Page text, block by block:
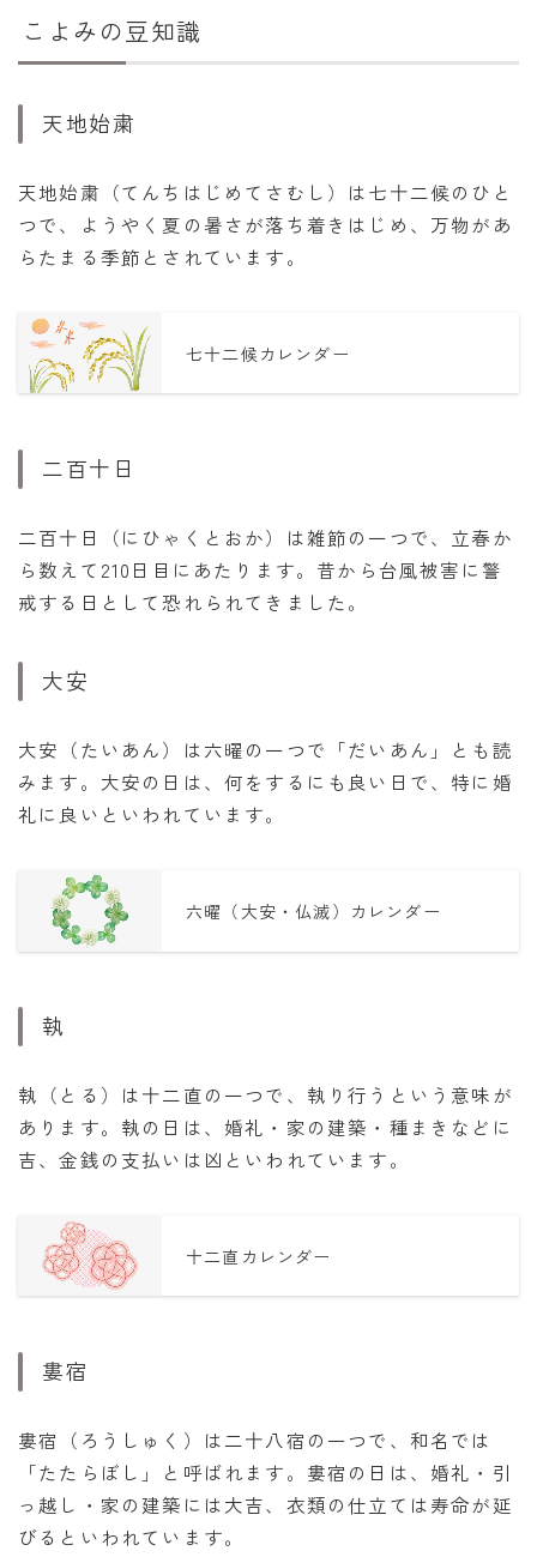
こよみの豆知識
天地始粛
天地始粛（てんちはじめてさむし）は七十二候のひと
つで、ようやく夏の暑さが落ち着きはじめ、万物があ
らたまる季節とされています。
七十二候カレンダー
二百十日
二百十日（にひゃくとおか）は雑節の一つで、立春か
ら数えて210日目にあたります。昔から台風被害に警
戒する日として恐れられてきました。
大安
大安（たいあん）は六曜の一つで「だいあん」とも読
みます。大安の日は、何をするにも良い日で、特に婚
礼に良いといわれています。
六曜（大安・仏滅）カレンダー
執
執（とる）は十二直の一つで、執り行うという意味が
あります。執の日は、婚礼・家の建築・種まきなどに
吉、金銭の支払いは凶といわれています。
十二直カレンダー
婁宿
婁宿（ろうしゅく）は二十八宿の一つで、和名では
「たたらぼし」と呼ばれます。婁宿の日は、婚礼・引
っ越し・家の建築には大吉、衣類の仕立ては寿命が延
びるといわれています。